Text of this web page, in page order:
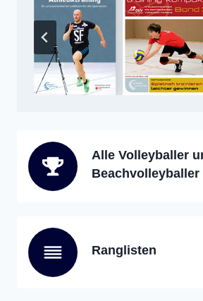
Alle Volleyballer
Beachvolleyballer
Ranglisten